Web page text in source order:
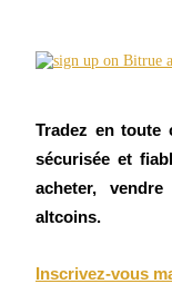
Tradez en toute
sécurisée et
acheter,
altcoins.
Inscrivez-vous